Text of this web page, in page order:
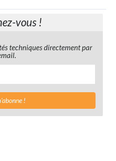
vous !
techniques directement par
!